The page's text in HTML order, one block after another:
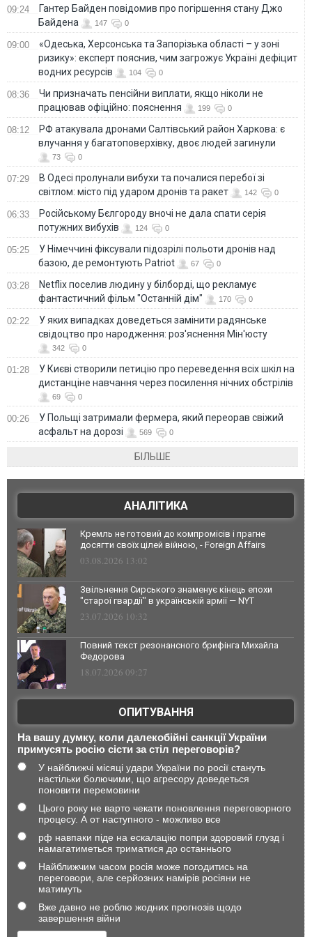
09:24
Гантер Байден повідомив про погіршення стану Джо
Байдена
147 0
09:00
«Одеська, Херсонська та Запорізька області – у зоні
ризику»: експерт пояснив, чим загрожує Україні дефіцит
водних ресурсів
104 0
08:36
Чи призначать пенсійни виплати, якщо ніколи не
працював офіційно: пояснення
199 0
08:12
РФ атакувала дронами Салтівський район Харкова: є
влучання у багатоповерхівку, двоє людей загинули
73 0
07:29
В Одесі пролунали вибухи та почалися перебої зі
світлом: місто під ударом дронів та ракет
142 0
06:33
Російському Бєлгороду вночі не дала спати серія
потужних вибухів
124 0
05:25
У Німеччині фіксували підозрілі польоти дронів над
базою, де ремонтують Patriot
67 0
03:28
Netflix поселив людину у білборді, що рекламує
фантастичний фільм "Останній дім"
170 0
02:22
У яких випадках доведеться замінити радянське
свідоцтво про народження: роз'яснення Мін'юсту
342 0
01:28
У Києві створили петицію про переведення всіх шкіл на
дистанціне навчання через посилення нічних обстрілів
69 0
00:26
У Польщі затримали фермера, який переорав свіжий
асфальт на дорозі
569 0
БІЛЬШЕ
АНАЛІТИКА
Кремль не готовий до компромісів і прагне
досягти своїх цілей війною, - Foreign Affairs
03.08.2026 13:02
Звільнення Сирського знаменує кінець епохи
"старої гвардії" в українській армії — NYT
23.07.2026 10:32
Повний текст резонансного брифінга Михайла
Федорова
18.07.2026 09:27
ОПИТУВАННЯ
На вашу думку, коли далекобійні санкції України
примусять росію сісти за стіл переговорів?
У найближчі місяці удари України по росії стануть
настільки болючими, що агресору доведеться
поновити перемовини
Цього року не варто чекати поновлення переговорного
процесу. А от наступного - можливо все
рф навпаки піде на ескалацію попри здоровий глузд і
намагатиметься триматися до останнього
Найближчим часом росія може погодитись на
переговори, але серйозних намірів росіяни не
матимуть
Вже давно не роблю жодних прогнозів щодо
завершення війни